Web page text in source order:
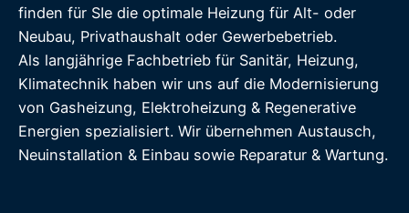
finden für SIe die optimale Heizung für Alt- oder
Neubau, Privathaushalt oder Gewerbebetrieb.
Als langjährige Fachbetrieb für Sanitär, Heizung,
Klimatechnik haben wir uns auf die Modernisierung
von Gasheizung, Elektroheizung & Regenerative
Energien spezialisiert. Wir übernehmen Austausch,
Neuinstallation & Einbau sowie Reparatur & Wartung.